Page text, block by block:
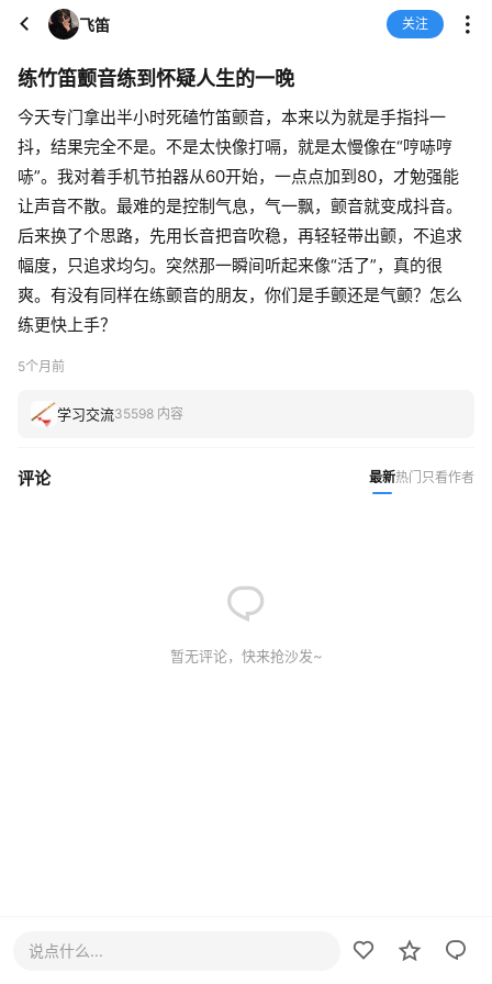
飞笛 关注
练竹笛颤音练到怀疑人生的一晚
今天专门拿出半小时死磕竹笛颤音，本来以为就是手指抖一
抖，结果完全不是。不是太快像打嗝，就是太慢像在“哼哧哼
哧”。我对着手机节拍器从60开始，一点点加到80，才勉强能
让声音不散。最难的是控制气息，气一飘，颤音就变成抖音。
后来换了个思路，先用长音把音吹稳，再轻轻带出颤，不追求
幅度，只追求均匀。突然那一瞬间听起来像“活了”，真的很
爽。有没有同样在练颤音的朋友，你们是手颤还是气颤？怎么
练更快上手？
5个月前
学习交流35598 内容
评论 最新热门 只看作者
暂无评论，快来抢沙发~
说点什么...